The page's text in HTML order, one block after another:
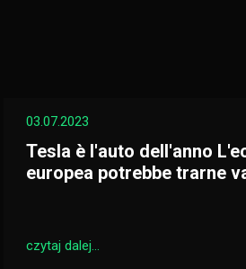
03.07.2023
Tesla è l'auto dell'anno
europea potrebbe trarne
czytaj dalej...